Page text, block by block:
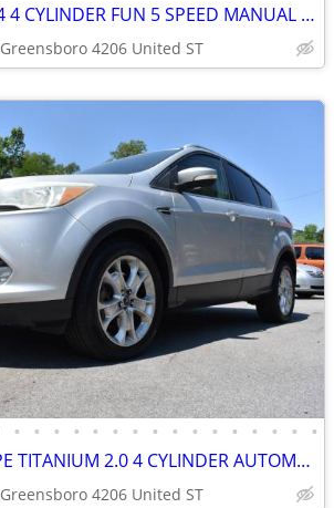
2009 SCION XB 2.4 4 CYLINDER FUN 5 SPEED MANUAL TRANSMISSION
Greensboro 4206 United ST
• • • • • • • • • • • • • • • •
2015 FORD ESCAPE TITANIUM 2.0 4 CYLINDER AUTOMATIC IN GREAT SHAPE
Greensboro 4206 United ST